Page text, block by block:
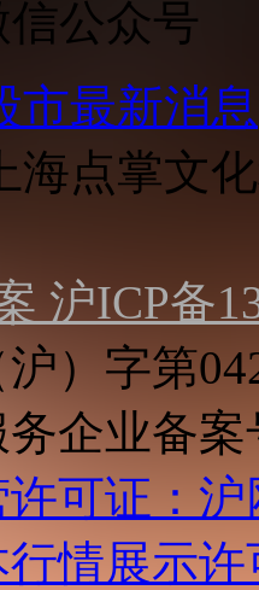
信公众号
市最新消息
上海点掌文
沪ICP备
）字第
企业备案
可证：
情展示许